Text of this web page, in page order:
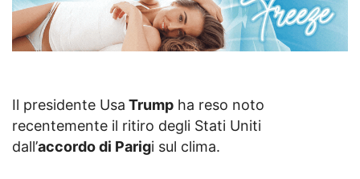
Il presidente Usa Trump ha reso noto
recentemente il ritiro degli Stati Uniti
dall’accordo di Parigi sul clima.